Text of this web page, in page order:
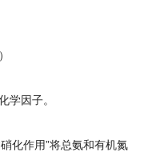
学因子。
化作用”将总氨和有机氮